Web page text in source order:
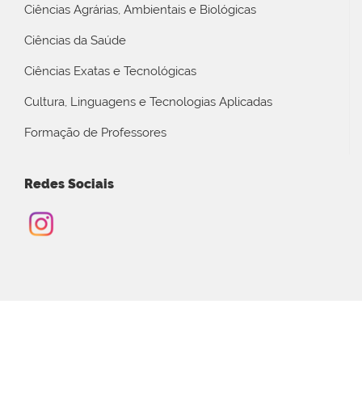
Ciências Agrárias, Ambientais e Biológicas
Ciências da Saúde
Ciências Exatas e Tecnológicas
Cultura, Linguagens e Tecnologias Aplicadas
Formação de Professores
Redes Sociais